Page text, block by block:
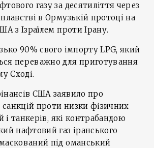
газу за десятиліття через
в Ормузькій протоці на
з Ізраїлем проти Ірану.
90% свого імпорту LPG, який
переважно для приготування
Сході.
США заявило про
проти низки фізичних
і танкерів, які контрабандою
нафтовий газ іранського
під оманський